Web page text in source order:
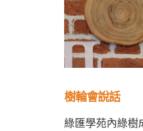
樹輪會說話
綠匯學苑內綠樹